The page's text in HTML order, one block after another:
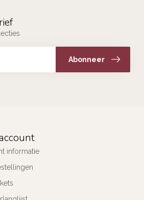
Abonneer
informatie